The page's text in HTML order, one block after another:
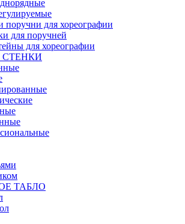
поручни для хореографии
для поручней
для хореографии
ТАБЛО